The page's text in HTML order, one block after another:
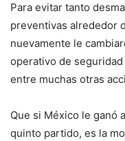
Para evitar tanto
preventivas alrededor
nuevamente le
operativo de
entre muchas otras
Que si México le ganó
quinto partido, es la